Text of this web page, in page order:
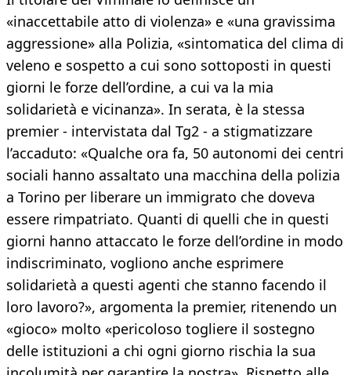
«inaccettabile atto di violenza» e «una gravissima
aggressione» alla Polizia, «sintomatica del clima di
veleno e sospetto a cui sono sottoposti in questi
giorni le forze dell’ordine, a cui va la mia
solidarietà e vicinanza». In serata, è la stessa
premier - intervistata dal Tg2 - a stigmatizzare
l’accaduto: «Qualche ora fa, 50 autonomi dei centri
sociali hanno assaltato una macchina della polizia
a Torino per liberare un immigrato che doveva
essere rimpatriato. Quanti di quelli che in questi
giorni hanno attaccato le forze dell’ordine in modo
indiscriminato, vogliono anche esprimere
solidarietà a questi agenti che stanno facendo il
loro lavoro?», argomenta la premier, ritenendo un
«gioco» molto «pericoloso togliere il sostegno
delle istituzioni a chi ogni giorno rischia la sua